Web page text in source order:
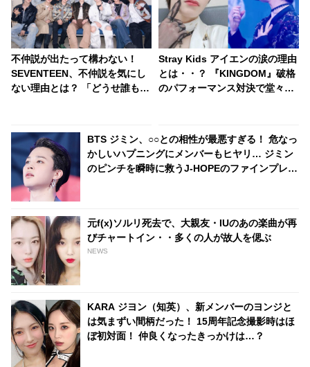
不仲説が出たって構わない！
SEVENTEEN、不仲説を気にし
ない理由とは？ 「どうせ誰も信
Stray Kids アイエンの涙の理由
とは・・？ 『KINGDOM』破格
のパフォーマンス対決で堂々の
BTS ジミン、○○との相性が最悪すぎる！ 危なっ
かしいハプニングにメンバーもヒヤリ… ジミン
のピンチを瞬時に救うJ-HOPEのファインプレー
元f(x)ソルリ死去で、大親友・IUのあの楽曲が再
びチャートイン・・多くの人が故人を偲ぶ
NEWS
KARA ジヨン（知英）、新メンバーのヨンジと
は気まずい間柄だった！ 15周年記念撮影時はほ
ぼ初対面！ 仲良くなったきっかけは…？